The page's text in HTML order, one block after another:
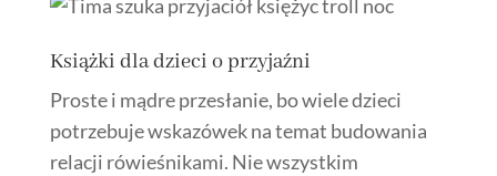
Książki dla dzieci o przyjaźni
Proste i mądre przesłanie, bo wiele dzieci
potrzebuje wskazówek na temat budowania
relacji rówieśnikami. Nie wszystkim